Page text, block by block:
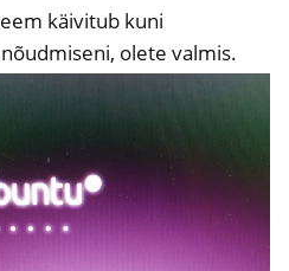
käivitub kuni
olete valmis.